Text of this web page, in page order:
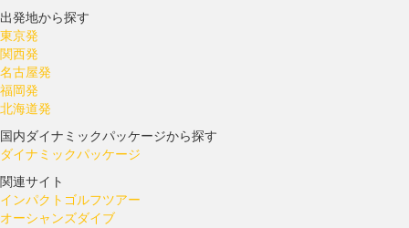
出発地から探す
東京発
関西発
名古屋発
福岡発
北海道発
国内ダイナミックパッケージから探す
ダイナミックパッケージ
関連サイト
インパクトゴルフツアー
オーシャンズダイブ